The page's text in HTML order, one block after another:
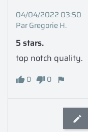
04/04/2022 03:50
Par Gregorie H.
5 stars.
top notch quality.
0 0